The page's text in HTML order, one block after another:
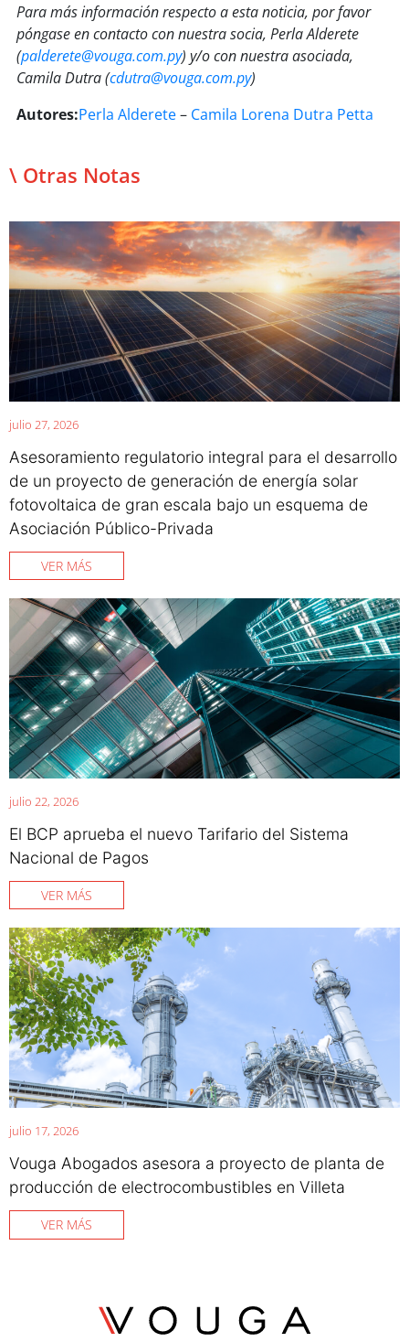
Para más información respecto a esta noticia, por favor
póngase en contacto con nuestra socia, Perla Alderete
(palderete@vouga.com.py) y/o con nuestra asociada,
Camila Dutra (cdutra@vouga.com.py)
Autores:Perla Alderete– Camila Lorena Dutra Petta
\ Otras Notas
julio 27, 2026
Asesoramiento regulatorio integral para el desarrollo
de un proyecto de generación de energía solar
fotovoltaica de gran escala bajo un esquema de
Asociación Público-Privada
VER MÁS
julio 22, 2026
El BCP aprueba el nuevo Tarifario del Sistema
Nacional de Pagos
VER MÁS
julio 17, 2026
Vouga Abogados asesora a proyecto de planta de
producción de electrocombustibles en Villeta
VER MÁS